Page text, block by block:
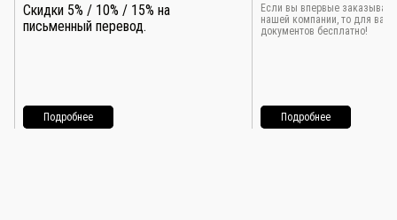
Скидки 5% / 10% / 15% на
письменный перевод.
Подробнее
Если вы впервые
нашей компании, то для вас
документов бесплатно!
Подробнее